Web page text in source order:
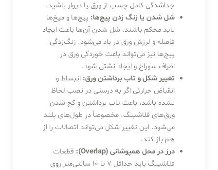
جداشدگی کامل چسب از ورق یا دیوار باشید.
شل شدن یا زنگ زدن پیچ‌ها: پیچ‌ها و میخ‌ها
باید محکم باشند. شل شدن آن‌ها باعث ایجاد
فاصله و لرزش ورق در باد می‌شود. زنگ‌زدگی
پیچ‌ها نیز می‌تواند باعث خوردگی ورق در
اطراف سوراخ و ایجاد نشتی شود.
تغییر شکل و تاب برداشتن ورق: انبساط و
انقباض حرارتی اگر به درستی در نصب لحاظ
نشده باشد، باعث تاب برداشتن و کج شدن
ورق‌های فلاشینگ، مخصوصاً در طول‌های بلند
می‌شود. این تغییر شکل می‌تواند اتصالات را از
هم باز کند.
درز در محل همپوشانی (Overlap):
قطعات
فلاشینگ باید حداقل ۷ تا ۱۰ سانتی‌متر روی